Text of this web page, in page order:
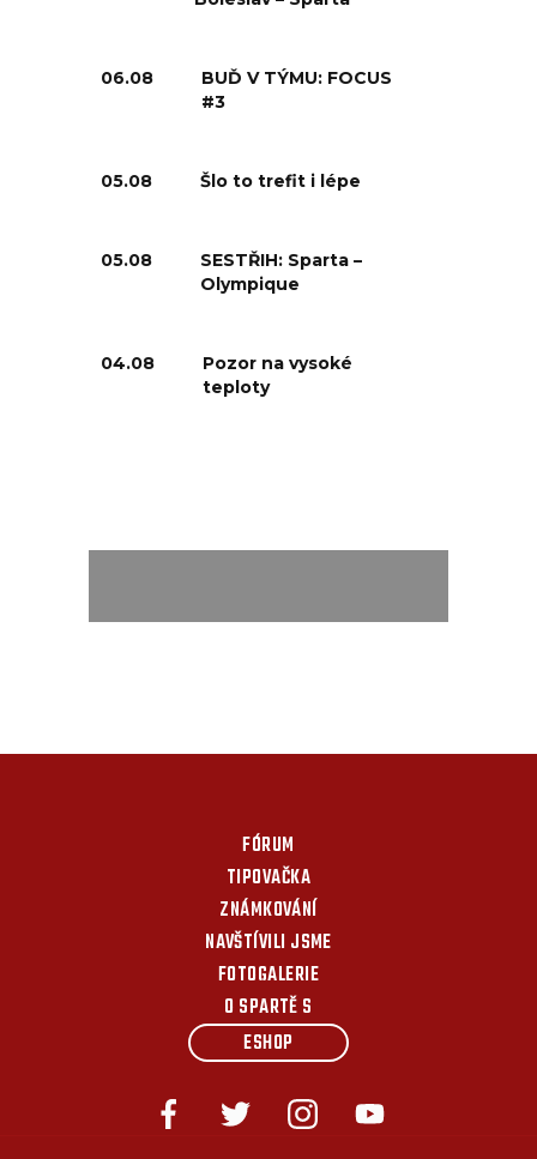
06.08
BUĎ V TÝMU: FOCUS
#3
05.08 Šlo to trefit i lépe
05.08
SESTŘIH: Sparta –
Olympique
04.08
Pozor na vysoké
teploty
FÓRUM
TIPOVAČKA
ZNÁMKOVÁNÍ
NAVŠTÍVILI JSME
FOTOGALERIE
O SPARTĚ S
ESHOP